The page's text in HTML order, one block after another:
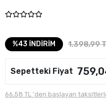
%43 İNDİRİM 1.398,99
Sepetteki Fiyat
66,58 TL 'den başlayan